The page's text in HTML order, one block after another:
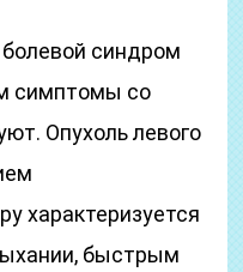
синдром
симптомы со
Опухоль левого
характеризуется
быстрым